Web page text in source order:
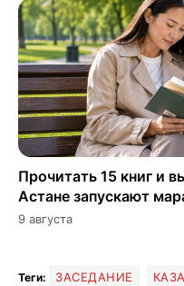
Прочитать 15 книг и
Астане запускают
9 августа
Теги: ЗАСЕДАНИЕ